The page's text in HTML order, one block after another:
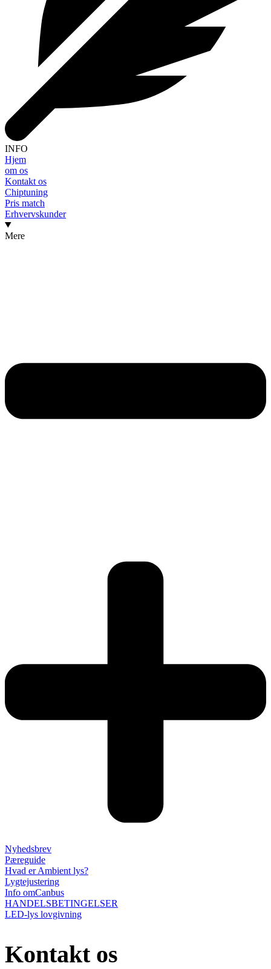
INFO
Hjem
om os
Kontakt os
Chiptuning
Pris match
Erhvervskunder
Mere
Nyhedsbrev
Pæreguide
Hvad er Ambient lys?
Lygtejustering
Info omCanbus
HANDELSBETINGELSER
LED-lys lovgivning
Kontakt os